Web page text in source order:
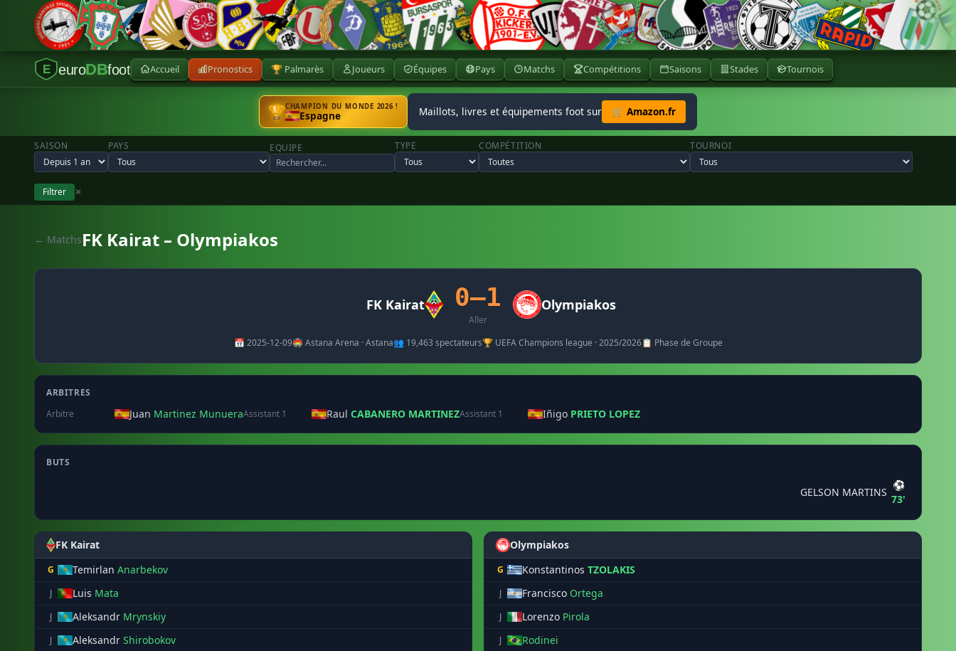
E euroDBfoot Accueil Pronostics 🏆 Palmarès Joueurs Équipes Pays Matchs Compétitions Saisons Stades Tournois
🏆CHAMPION DU MONDE 2026 !
Espagne Maillots, livres et équipements foot sur 🛒 Amazon.fr
SAISON PAYS EQUIPE TYPE COMPÉTITION TOURNOI
Filtrer ✕
← MatchsFK Kairat – Olympiakos
FK Kairat 0–1
Aller
Olympiakos
📅 2025-12-09🏟️ Astana Arena · Astana👥 19,463 spectateurs🏆 UEFA Champions league · 2025/2026📋 Phase de Groupe
ARBITRES
Arbitre
Juan Martinez MunueraAssistant 1 Raul CABANERO MARTINEZAssistant 1 Iñigo PRIETO LOPEZ
BUTS
GELSON MARTINS
⚽
73'
FK Kairat
G Temirlan Anarbekov
J Luis Mata
J Aleksandr Mrynskiy
J Aleksandr Shirobokov
Olympiakos
G Konstantinos TZOLAKIS
J Francisco Ortega
J Lorenzo Pirola
J Rodinei